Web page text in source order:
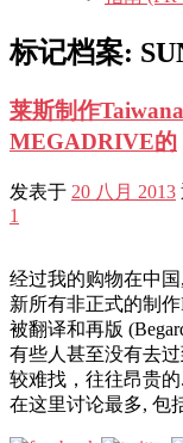
标记档案:
莱斯制作
MEGADRIVE的
发表于 20 八月 2013
1
经过我的购物在中
新所有非正式的制
被翻译和再版
有些人甚至没有去
较难找，往往昂贵
在这里讨论最多, 包